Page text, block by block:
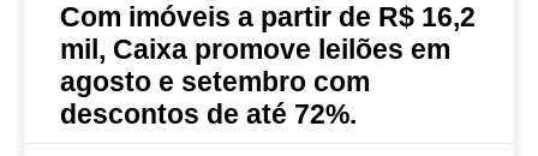
Com imóveis a partir de R$ 16,2
mil, Caixa promove leilões em
agosto e setembro com
descontos de até 72%.